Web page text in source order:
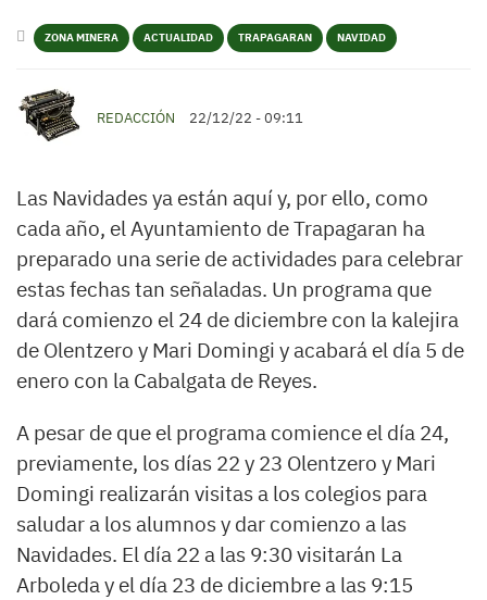
ZONA MINERA ACTUALIDAD TRAPAGARAN NAVIDAD
REDACCIÓN 22/12/22 - 09:11
Las Navidades ya están aquí y, por ello, como
cada año, el Ayuntamiento de Trapagaran ha
preparado una serie de actividades para celebrar
estas fechas tan señaladas. Un programa que
dará comienzo el 24 de diciembre con la kalejira
de Olentzero y Mari Domingi y acabará el día 5 de
enero con la Cabalgata de Reyes.
A pesar de que el programa comience el día 24,
previamente, los días 22 y 23 Olentzero y Mari
Domingi realizarán visitas a los colegios para
saludar a los alumnos y dar comienzo a las
Navidades. El día 22 a las 9:30 visitarán La
Arboleda y el día 23 de diciembre a las 9:15